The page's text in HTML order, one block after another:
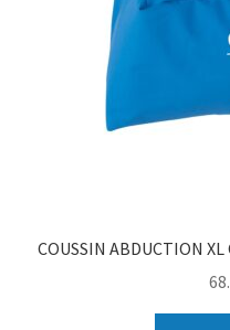
COUSSIN ABDUCTION